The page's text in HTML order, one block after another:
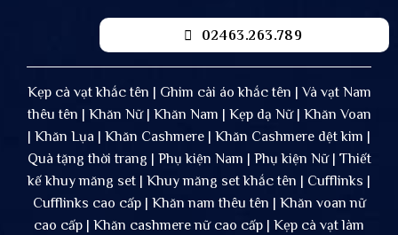
02463.263.789
Kẹp cà vạt khắc tên | Ghim cài áo khắc tên | Và vạt Nam
thêu tên | Khăn Nữ | Khăn Nam | Kẹp dạ Nữ | Khăn Voan
| Khăn Lụa | Khăn Cashmere | Khăn Cashmere dệt kim |
Quà tặng thời trang | Phụ kiện Nam | Phụ kiện Nữ | Thiết
kế khuy măng set | Khuy măng set khắc tên | Cufflinks |
Cufflinks cao cấp | Khăn nam thêu tên | Khăn voan nữ
cao cấp | Khăn cashmere nữ cao cấp | Kẹp cà vạt làm